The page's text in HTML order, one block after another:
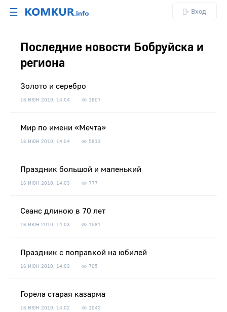
☰ Вход
Последние новости Бобруйска и
региона
Золото и серебро
16 ИЮН 2010, 14:04 1607
Мир по имени «Мечта»
16 ИЮН 2010, 14:04 5813
Праздник большой и маленький
16 ИЮН 2010, 14:03 777
Сеанс длиною в 70 лет
16 ИЮН 2010, 14:03 1581
Праздник с поправкой на юбилей
16 ИЮН 2010, 14:03 705
Горела старая казарма
16 ИЮН 2010, 14:02 1042